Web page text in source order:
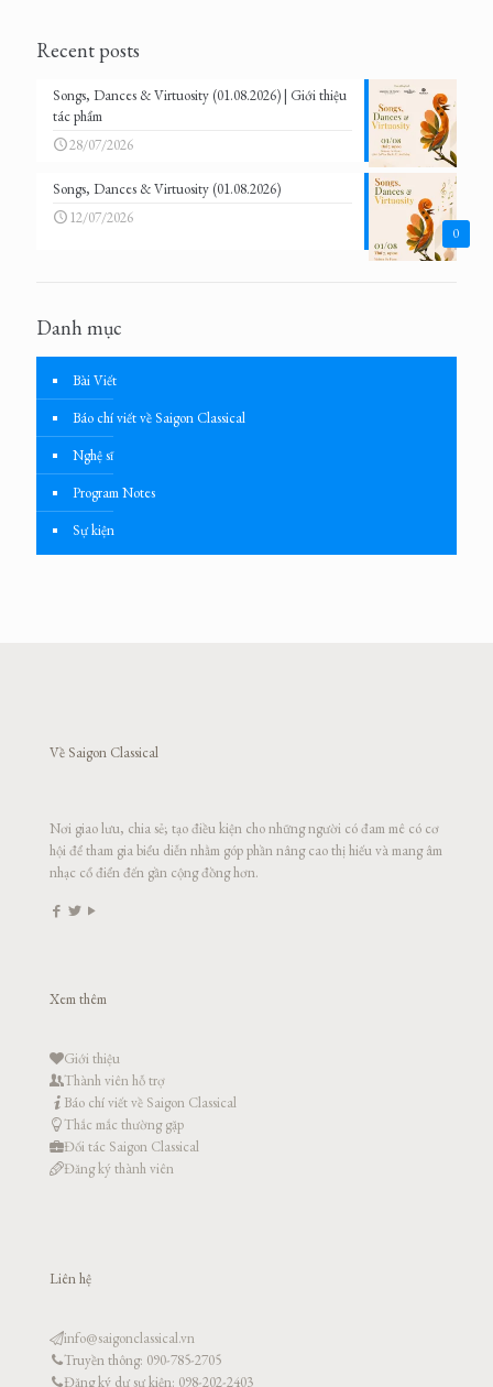
Recent posts
Songs, Dances & Virtuosity (01.08.2026) | Giới thiệu
tác phẩm
28/07/2026
0
Songs, Dances & Virtuosity (01.08.2026)
12/07/2026
Danh mục
Bài Viết
Báo chí viết về Saigon Classical
Nghệ sĩ
Program Notes
Sự kiện
Về Saigon Classical
Nơi giao lưu, chia sẻ; tạo điều kiện cho những người có đam mê có cơ
hội để tham gia biểu diễn nhằm góp phần nâng cao thị hiếu và mang âm
nhạc cổ điển đến gần cộng đồng hơn.
Xem thêm
Giới thiệu
Thành viên hỗ trợ
Báo chí viết về Saigon Classical
Thắc mắc thường gặp
Đối tác Saigon Classical
Đăng ký thành viên
Liên hệ
info@saigonclassical.vn
Truyền thông: 090-785-2705
Đăng ký dự sự kiện: 098-202-2403